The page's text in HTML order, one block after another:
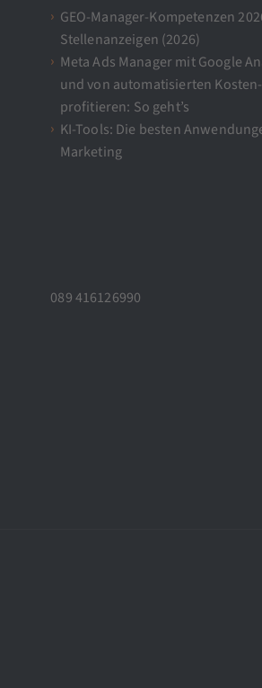
GEO-Manager-Kompetenzen
Stellenanzeigen (2026)
Meta Ads Manager mit Google
und von automatisierten
profitieren: So geht’s
KI-Tools: Die besten
Marketing
089 416126990